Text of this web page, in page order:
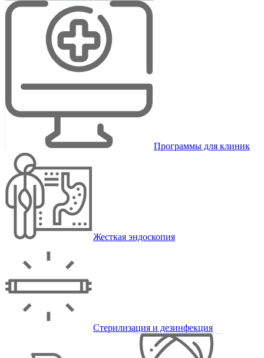
Программы для клиник
Жесткая эндоскопия
Стерилизация и дезинфекция